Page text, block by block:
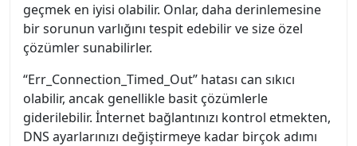
geçmek en iyisi olabilir. Onlar, daha derinlemesine
bir sorunun varlığını tespit edebilir ve size özel
çözümler sunabilirler.
“Err_Connection_Timed_Out” hatası can sıkıcı
olabilir, ancak genellikle basit çözümlerle
giderilebilir. İnternet bağlantınızı kontrol etmekten,
DNS ayarlarınızı değiştirmeye kadar birçok adımı